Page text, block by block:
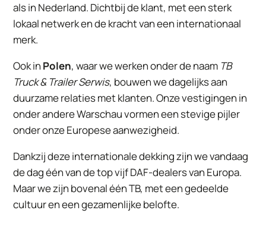
als in Nederland. Dichtbij de klant, met een sterk
lokaal netwerk en de kracht van een internationaal
merk.
Ook in Polen, waar we werken onder de naam TB
Truck & Trailer Serwis, bouwen we dagelijks aan
duurzame relaties met klanten. Onze vestigingen in
onder andere Warschau vormen een stevige pijler
onder onze Europese aanwezigheid.
Dankzij deze internationale dekking zijn we vandaag
de dag één van de top vijf DAF-dealers van Europa.
Maar we zijn bovenal één TB, met een gedeelde
cultuur en een gezamenlijke belofte.